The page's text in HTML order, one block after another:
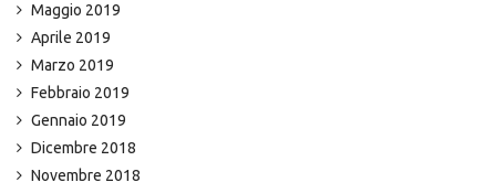
Maggio 2019
Aprile 2019
Marzo 2019
Febbraio 2019
Gennaio 2019
Dicembre 2018
Novembre 2018